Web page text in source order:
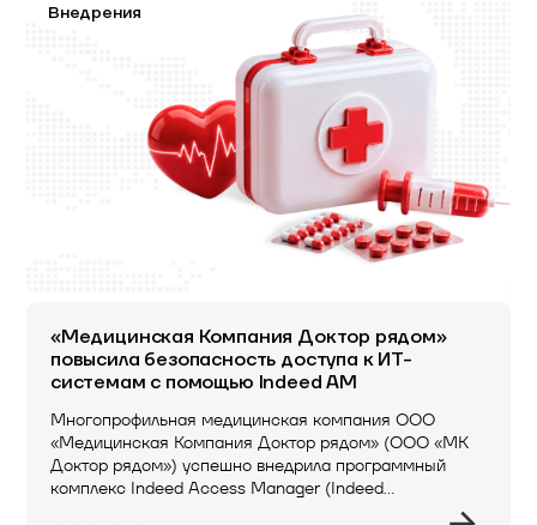
Внедрения
«Медицинская Компания Доктор рядом»
повысила безопасность доступа к ИТ-
системам с помощью Indeed AM
Многопрофильная медицинская компания ООО
«Медицинская Компания Доктор рядом» (ООО «МК
Доктор рядом») успешно внедрила программный
комплекс Indeed Access Manager (Indeed…